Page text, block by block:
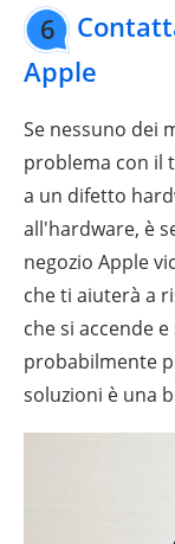
6
Apple
Se nessuno dei
problema con il
a un difetto
all'hardware, è
negozio Apple
che ti aiuterà a
che si accende
probabilmente
soluzioni è una